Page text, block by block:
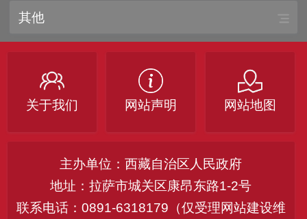
其他
关于我们 网站声明 网站地图
主办单位：西藏自治区人民政府
地址：拉萨市城关区康昂东路1-2号
联系电话：0891-6318179（仅受理网站建设维